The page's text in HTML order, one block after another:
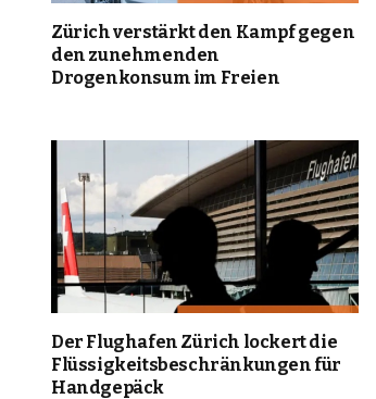
Zürich verstärkt den Kampf gegen
den zunehmenden
Drogenkonsum im Freien
Der Flughafen Zürich lockert die
Flüssigkeitsbeschränkungen für
Handgepäck